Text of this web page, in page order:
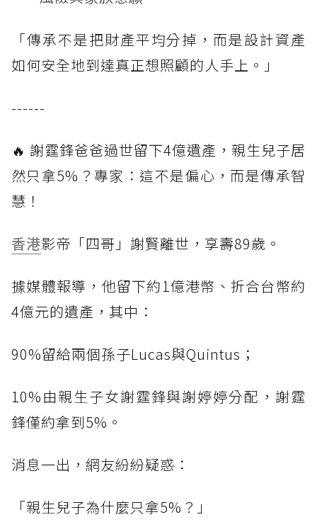
「傳承不是把財產平均分掉，而是設計資產
如何安全地到達真正想照顧的人手上。」
------
🔥 謝霆鋒爸爸過世留下4億遺產，親生兒子居
然只拿5%？專家：這不是偏心，而是傳承智
慧！
香港影帝「四哥」謝賢離世，享壽89歲。
據媒體報導，他留下約1億港幣、折合台幣約
4億元的遺產，其中：
90%留給兩個孫子Lucas與Quintus；
10%由親生子女謝霆鋒與謝婷婷分配，謝霆
鋒僅約拿到5%。
消息一出，網友紛紛疑惑：
「親生兒子為什麼只拿5%？」